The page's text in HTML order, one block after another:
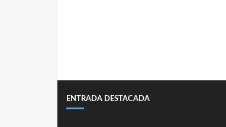
ENTRADA DESTACADA